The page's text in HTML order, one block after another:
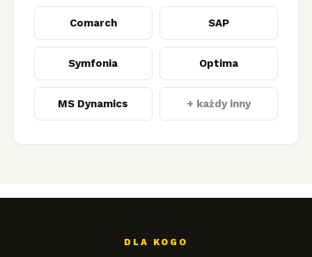
Comarch SAP
Symfonia Optima
MS Dynamics + każdy inny
DLA KOGO